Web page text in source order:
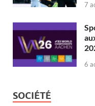
7
6
SOCIÉTÉ